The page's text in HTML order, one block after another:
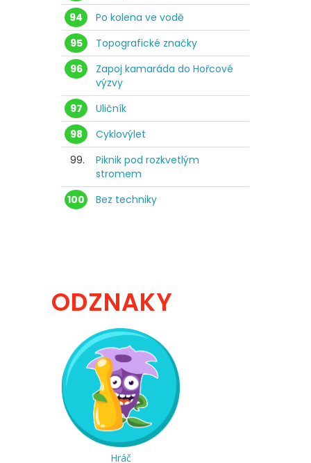
94
Po kolena ve vodě
95
Topografické značky
96
Zapoj kamaráda do Hořcové
výzvy
97
Uličník
98
Cyklovýlet
99.
Piknik pod rozkvetlým
stromem
100
Bez techniky
ODZNAKY
Hráč